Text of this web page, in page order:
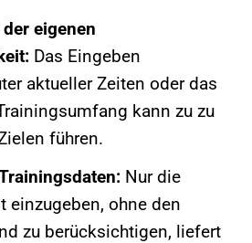
eigenen
Das Eingeben
aktueller Zeiten oder das
kann zu zu
führen.
Nur die
einzugeben, ohne den
zu berücksichtigen, liefert